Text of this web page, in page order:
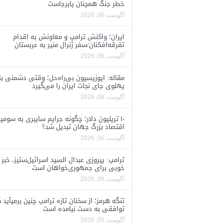
خطر جنگ همچنان پابرجاست
آگوست 06, 2026
ایران؛ واکنش ترامپ و معاونش به اقدام
تفرقه‌افکنان/سفر ژنرال منیر به عربستان
آگوست 06, 2026
مقاله: اپوزیسیون بی‌راه‌حل؛ وقتی دشمنی
پهلوی جای نجات ایران را می‌گیرد
آگوست 06, 2026
۱۰ تریلیون دلار؛ چگونه جرایم سایبری به
اقتصاد بزرگ جهان تبدیل شد؟
آگوست 06, 2026
ترامپ: پیروزی عبدال السید اسرائیل‌ستیز، خبر
خوبی برای جمهوری‌خواهان است
آگوست 06, 2026
تنگه هرمز؛ از سخنان تازه ترامپ چنین
توافقی به دست نیامده است
آگوست 05, 2026